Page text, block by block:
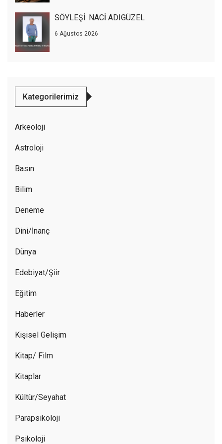
SÖYLEŞİ: NACİ ADIGÜZEL
6 Ağustos 2026
Kategorilerimiz
Arkeoloji
Astroloji
Basın
Bilim
Deneme
Dini/İnanç
Dünya
Edebiyat/Şiir
Eğitim
Haberler
Kişisel Gelişim
Kitap/ Film
Kitaplar
Kültür/Seyahat
Parapsikoloji
Psikoloji